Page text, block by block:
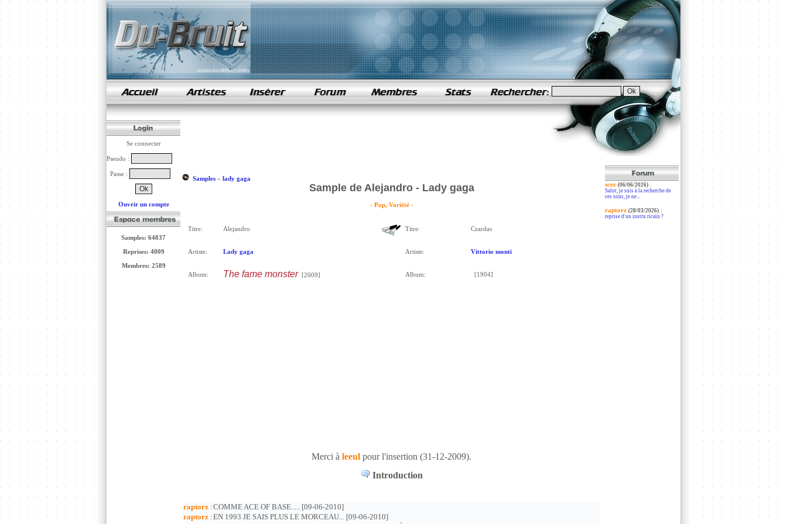
samples de rap
Se connecter
Pseudo :
Passe :
Ouvrir un compte
Samples: 64837
Reprises: 4009
Membres: 2589
Samples» lady gaga
Sample de Alejandro - Lady gaga
- Pop, Variété -
Titre: Alejandro
Artiste: Lady gaga
Album: The fame monster[2009]
Titre: Czardas
Artiste: Vittorio monti
Album: [1904]
Merci à leeul pour l'insertion (31-12-2009).
Introduction
raptorz:COMME ACE OF BASE..... [09-06-2010]
raptorz:EN 1993 JE SAIS PLUS LE MORCEAU... [09-06-2010]
scez (06/06/2026):
Salut, je suis à la recherche de
ces sons, je ne...
raptorz (28/03/2026):
reprise d'un instru ricain ?